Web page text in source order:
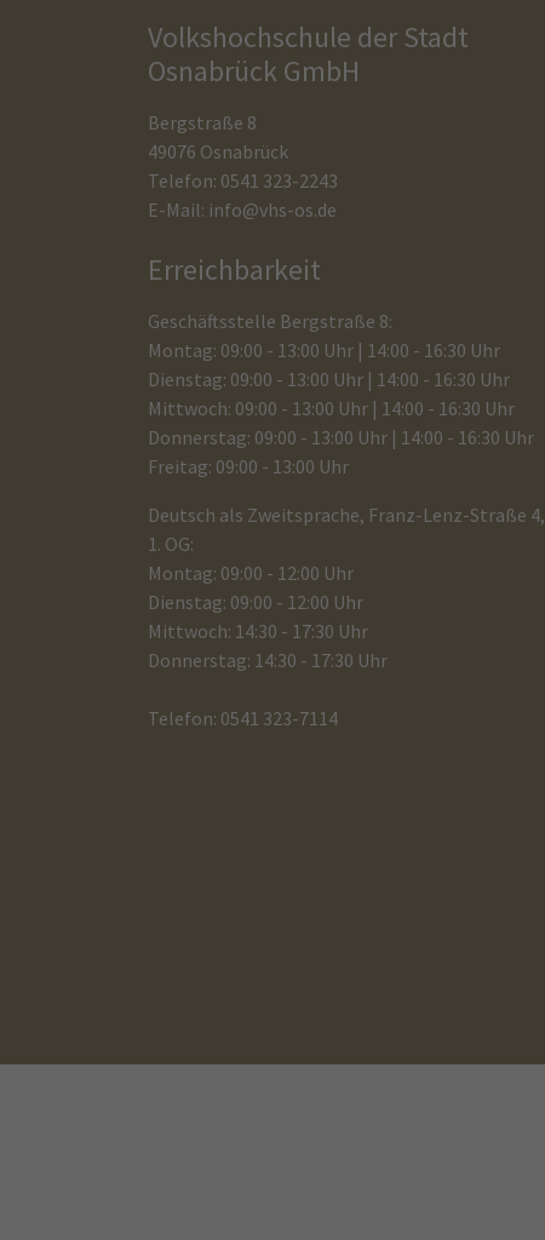
Volkshochschule der Stadt
Osnabrück GmbH
Bergstraße 8
49076 Osnabrück
Telefon: 0541 323-2243
E-Mail: info@vhs-os.de
Erreichbarkeit
Geschäftsstelle Bergstraße 8:
Montag: 09:00 - 13:00 Uhr | 14:00 - 16:30 Uhr
Dienstag: 09:00 - 13:00 Uhr | 14:00 - 16:30 Uhr
Mittwoch: 09:00 - 13:00 Uhr | 14:00 - 16:30 Uhr
Donnerstag: 09:00 - 13:00 Uhr | 14:00 - 16:30 Uhr
Freitag: 09:00 - 13:00 Uhr
Deutsch als Zweitsprache, Franz-Lenz-Straße 4,
1. OG:
Montag: 09:00 - 12:00 Uhr
Dienstag: 09:00 - 12:00 Uhr
Mittwoch: 14:30 - 17:30 Uhr
Donnerstag: 14:30 - 17:30 Uhr
Telefon: 0541 323-7114